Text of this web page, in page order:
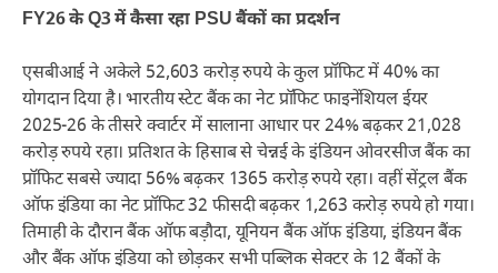
FY26 के Q3 में कैसा रहा PSU बैंकों का प्रदर्शन
एसबीआई ने अकेले 52,603 करोड़ रुपये के कुल प्रॉफिट में 40% का
योगदान दिया है। भारतीय स्टेट बैंक का नेट प्रॉफिट फाइनेंशियल ईयर
2025-26 के तीसरे क्वार्टर में सालाना आधार पर 24% बढ़कर 21,028
करोड़ रुपये रहा। प्रतिशत के हिसाब से चेन्नई के इंडियन ओवरसीज बैंक का
प्रॉफिट सबसे ज्यादा 56% बढ़कर 1365 करोड़ रुपये रहा। वहीं सेंट्रल बैंक
ऑफ इंडिया का नेट प्रॉफिट 32 फीसदी बढ़कर 1,263 करोड़ रुपये हो गया।
तिमाही के दौरान बैंक ऑफ बड़ौदा, यूनियन बैंक ऑफ इंडिया, इंडियन बैंक
और बैंक ऑफ इंडिया को छोड़कर सभी पब्लिक सेक्टर के 12 बैंकों के